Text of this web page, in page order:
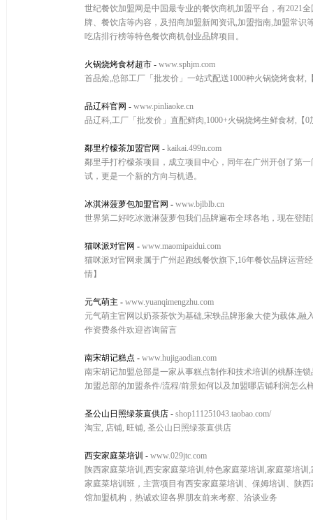
世纪餐饮加盟网是中国最专业的餐饮商机加盟平台，有2021
牌、餐饮店等内容，及招商加盟新闻资讯,加盟指南,加盟常
吃店排行榜等特色餐饮商机创业品牌项目。
火锅烧烤食材超市 - www.sphjm.com
首品烩,总部工厂「批发价」一站式配送1000种火锅烧烤食材,
品辽科官网 - www.pinliaoke.cn
品辽科,工厂「批发价」直配鲜肉,1000+火锅烧烤生鲜食材,【
鄰里柠檬茶加盟官网 - kaikai.499n.com
鄰里手打柠檬茶项目，成立项目中心，同年在广州开创了第
试，更是一个新的方向与机遇。
冰淇淋菠萝包加盟官网 - www.bjlblb.cn
世界第二好吃冰激淋菠萝包我们品牌遍布全球各地，现在登
猫咪派对官网 - www.maomipaidui.com
猫咪派对官网隶属于广州起跑线餐饮旗下,16年餐饮品牌运营
情】
元气萌主 - www.yuanqimengzhu.com
元气萌主官网以奶茶茶饮为基础,宋轶品牌形象大使为载体,
作资费条件欢迎咨询留言
南宋胡记糕点 - www.hujigaodian.com
南宋胡记加盟总部是一家从事糕点制作和技术培训的桃酥连
加盟总部的加盟条件/流程/前景如何以及加盟哪店铺利润怎么
圣公山日照绿茶直供店 - shop111251043.taobao.com/
淘宝, 店铺, 旺铺, 圣公山日照绿茶直供店
西安家庭菜培训 - www.029jtc.com
陕西家庭菜培训,西安家庭菜培训,特色家庭菜培训,家庭菜培
家庭菜培训班，主营项目有西安家庭菜培训、保姆培训、陕
馆加盟机构，热诚欢迎各界朋友前来考察、洽谈业务